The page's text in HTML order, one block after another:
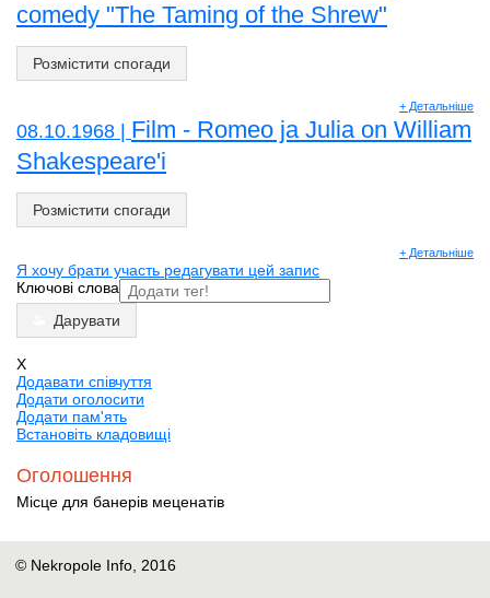
comedy "The Taming of the Shrew"
Розмістити спогади
+ Детальніше
08.10.1968 | Film - Romeo ja Julia on William
Shakespeare'i
Розмістити спогади
+ Детальніше
Я хочу брати участь редагувати цей запис
Ключові слова
Дарувати
X
Додавати співчуття
Додати оголосити
Додати пам'ять
Встановіть кладовищі
Оголошення
Місце для банерів меценатів
© Nekropole Info, 2016